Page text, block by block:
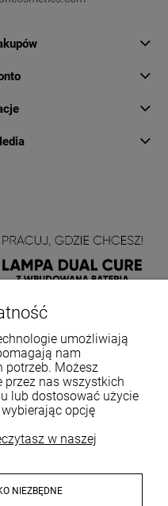
umożliwiają
nam
potrzeb. Możesz
nas wszystkich
lub dostosować użycie
opcję
w naszej
NIEZBĘDNE